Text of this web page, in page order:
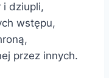
i dziupli,
wstępu,
przez innych.